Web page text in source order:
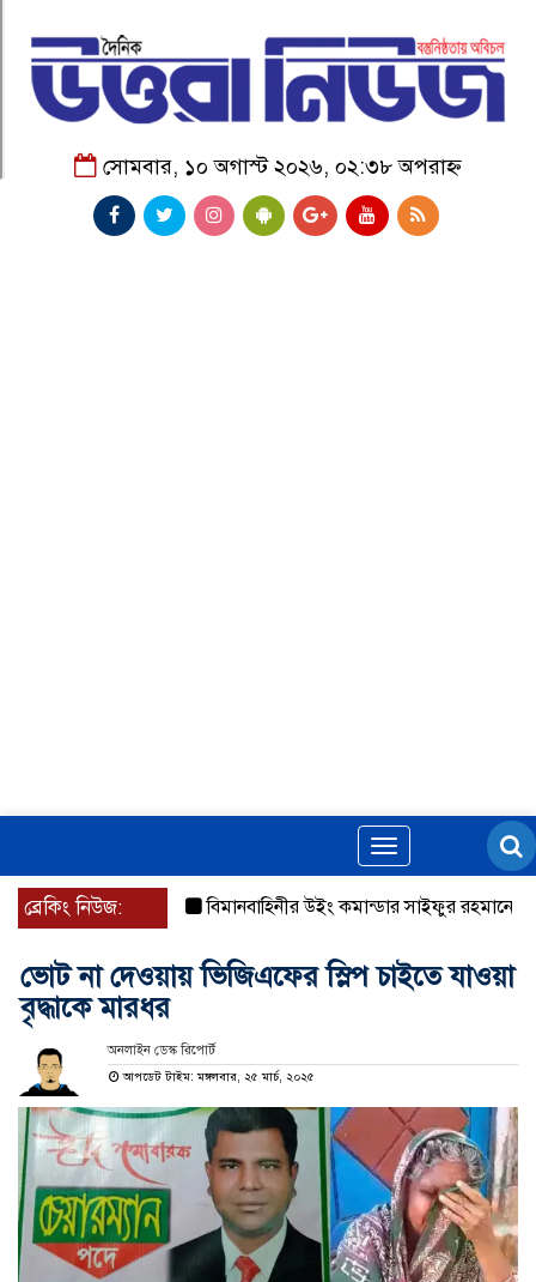
সোমবার, ১০ অগাস্ট ২০২৬, ০২:৩৮ অপরাহ্ন
Toggle
navigation
ব্রেকিং নিউজ: বিমানবাহিনীর উইং কমান্ডার সাইফুর রহমানের বিরুদ্ধে
ভোট না দেওয়ায় ভিজিএফের স্লিপ চাইতে যাওয়া
বৃদ্ধাকে মারধর
অনলাইন ডেস্ক রিপোর্ট
আপডেট টাইম: মঙ্গলবার, ২৫ মার্চ, ২০২৫